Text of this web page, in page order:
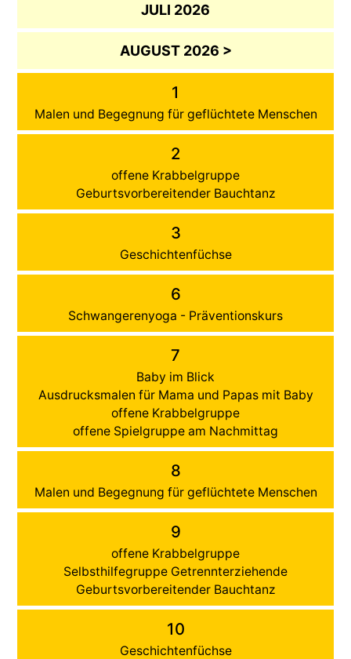
JULI 2026
AUGUST 2026 >
1
Malen und Begegnung für geflüchtete Menschen
2
offene Krabbelgruppe
Geburtsvorbereitender Bauchtanz
3
Geschichtenfüchse
6
Schwangerenyoga - Präventionskurs
7
Baby im Blick
Ausdrucksmalen für Mama und Papas mit Baby
offene Krabbelgruppe
offene Spielgruppe am Nachmittag
8
Malen und Begegnung für geflüchtete Menschen
9
offene Krabbelgruppe
Selbsthilfegruppe Getrennterziehende
Geburtsvorbereitender Bauchtanz
10
Geschichtenfüchse